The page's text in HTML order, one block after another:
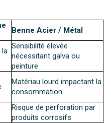
Benne Acier / Métal
la
Sensibilité élevée
nécessitant galva ou
peinture
Matériau lourd impactant la
consommation
Risque de perforation par
produits corrosifs